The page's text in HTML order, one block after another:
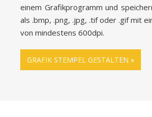
einem Grafikprogramm und
als .bmp, .png, .jpg, .tif oder .gif mit
von mindestens 600dpi.
GRAFIK STEMPEL GESTALTEN